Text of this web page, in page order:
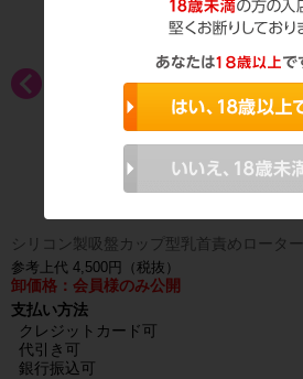
シリコン製吸盤カップ型乳首責めローター
参考上代 4,500円（税抜）
卸価格：会員様のみ公開
支払い方法
クレジットカード可
代引き可
銀行振込可